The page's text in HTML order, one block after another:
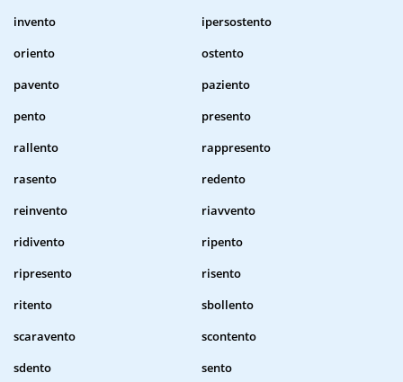
invento
ipersostento
oriento
ostento
pavento
paziento
pento
presento
rallento
rappresento
rasento
redento
reinvento
riavvento
ridivento
ripento
ripresento
risento
ritento
sbollento
scaravento
scontento
sdento
sento